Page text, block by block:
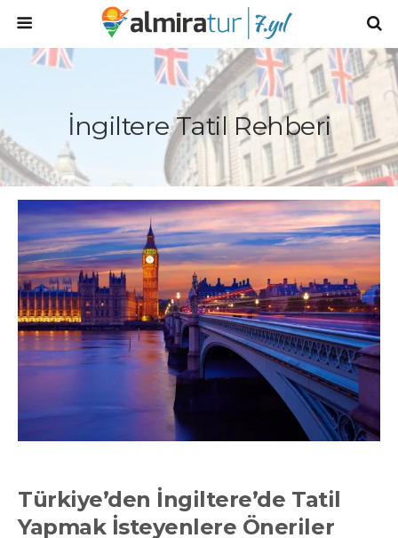
İngiltere Tatil Rehberi
Türkiye’den İngiltere’de Tatil
Yapmak İsteyenlere Öneriler